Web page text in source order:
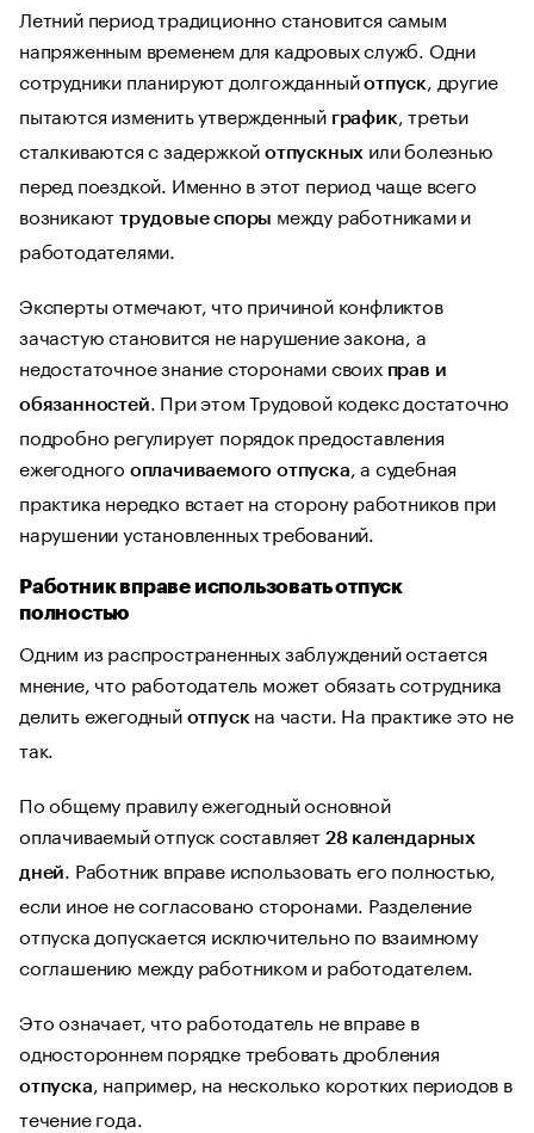
Летний период традиционно становится самым
напряженным временем для кадровых служб. Одни
сотрудники планируют долгожданныйотпуск, другие
пытаются изменить утвержденный график, третьи
сталкиваются с задержкойотпускных или болезнью
перед поездкой. Именно в этот период чаще всего
возникаюттрудовые споры между работниками и
работодателями.
Эксперты отмечают, что причиной конфликтов
зачастую становится не нарушение закона, а
недостаточное знание сторонами своих прав и
обязанностей. При этом Трудовой кодекс достаточно
подробно регулирует порядок предоставления
ежегодного оплачиваемого отпуска, а судебная
практика нередко встает на сторону работников при
нарушении установленных требований.
Работник вправе использовать отпуск
полностью
Одним из распространенных заблуждений остается
мнение, что работодатель может обязать сотрудника
делить ежегодный отпуск на части. На практике это не
так.
По общему правилу ежегодный основной
оплачиваемый отпуск составляет 28 календарных
дней. Работник вправе использовать его полностью,
если иное не согласовано сторонами. Разделение
отпуска допускается исключительно по взаимному
соглашению между работником и работодателем.
Это означает, что работодатель не вправе в
одностороннем порядке требовать дробления
отпуска, например, на несколько коротких периодов в
течение года.